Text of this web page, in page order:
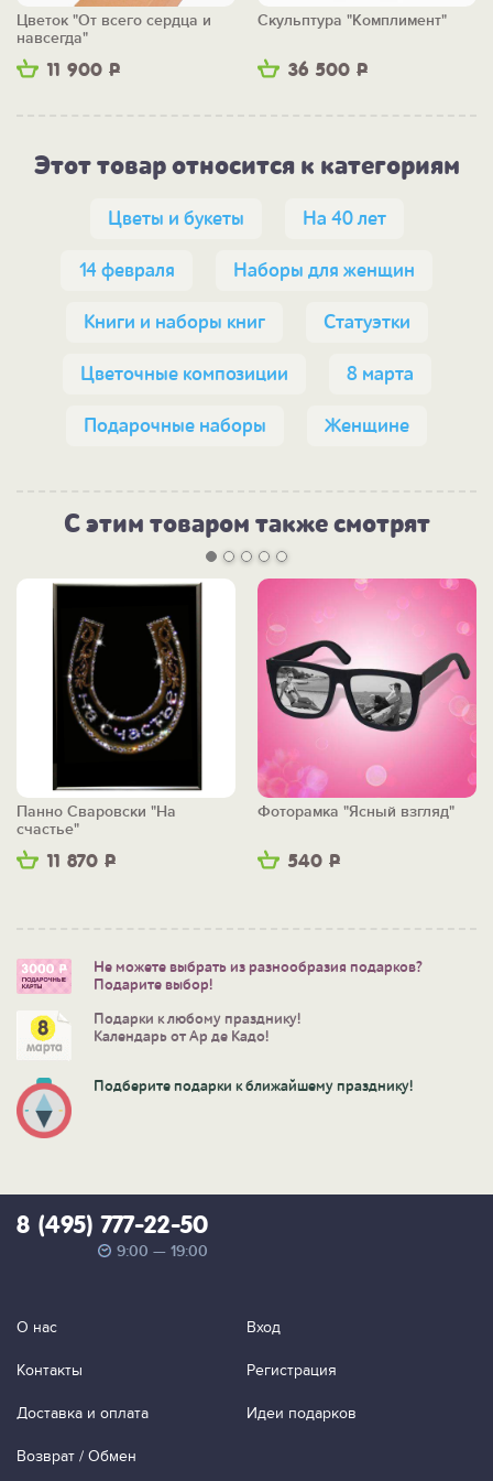
11 900 Р
Цветок "От всего сердца и
навсегда"
36 500 Р
Скульптура "Комплимент"
Этот товар относится к категориям
Цветы и букеты На 40 лет
14 февраля Наборы для женщин
Книги и наборы книг Статуэтки
Цветочные композиции 8 марта
Подарочные наборы Женщине
С этим товаром также смотрят
11 870 Р
Панно Сваровски "На
счастье"
540 Р
Фоторамка "Ясный взгляд"
Не можете выбрать из разнообразия подарков?
Подарите выбор!
Подарки к любому празднику!
Календарь от Ар де Кадо!
Подберите подарки к ближайшему празднику!
8 (495) 777-22-50
9:00 — 19:00
О нас
Контакты
Доставка и оплата
Возврат / Обмен
Вход
Регистрация
Идеи подарков